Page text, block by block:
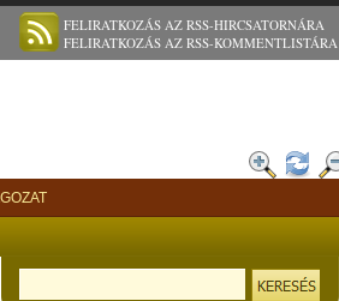
FELIRATKOZÁS AZ RSS-HIRCSATORNÁRA
FELIRATKOZÁS AZ RSS-KOMMENTLISTÁRA